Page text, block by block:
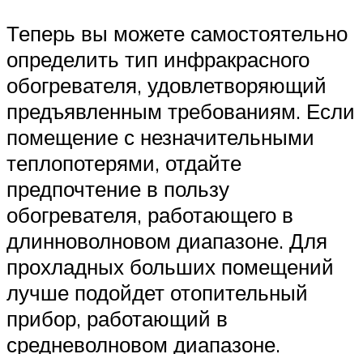
Теперь вы можете самостоятельно
определить тип инфракрасного
обогревателя, удовлетворяющий
предъявленным требованиям. Если
помещение с незначительными
теплопотерями, отдайте
предпочтение в пользу
обогревателя, работающего в
длинноволновом диапазоне. Для
прохладных больших помещений
лучше подойдет отопительный
прибор, работающий в
средневолновом диапазоне.